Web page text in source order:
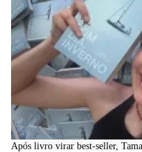
Após livro virar best-seller,